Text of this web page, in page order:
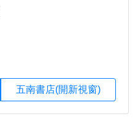
五南書店(開新視窗)